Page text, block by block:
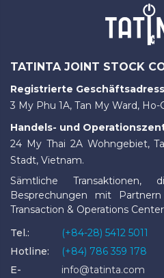
TATINTA JOINT STOCK
Registrierte
3 My Phu 1A, Tan My Ward,
Handels- und
24 My Thai 2A Wohngebiet,
Stadt, Vietnam.
Sämtliche
Besprechungen mit
Transaction & Operations
Tel.:
(+84-28) 5412 5011
Hotline:
(+84) 786 359 178
E-
info@tatinta.com